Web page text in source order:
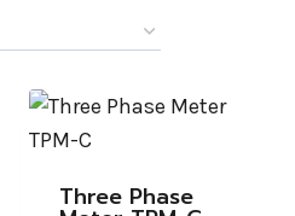
Three Phase